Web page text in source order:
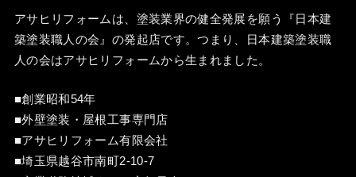
アサヒリフォームは、塗装業界の健全発展を願う『 日本建
築塗装職人の会 』の発起店です。つまり、日本建築塗装職
人の会はアサヒリフォームから生まれました。
■創業昭和54年
■外壁塗装・屋根工事専門店
■アサヒリフォーム有限会社
■埼玉県越谷市南町2-10-7